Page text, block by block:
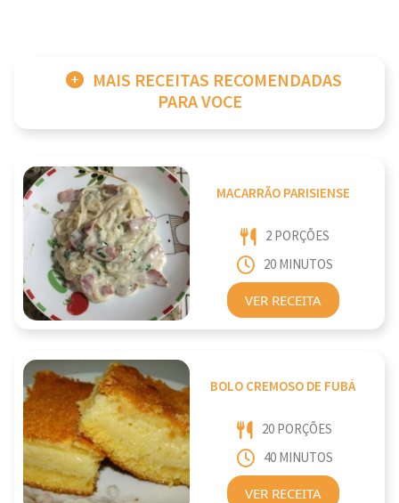
MAIS RECEITAS RECOMENDADAS
PARA VOCE
MACARRÃO PARISIENSE
2 PORÇÕES
20 MINUTOS
VER RECEITA
BOLO CREMOSO DE FUBÁ
20 PORÇÕES
40 MINUTOS
VER RECEITA